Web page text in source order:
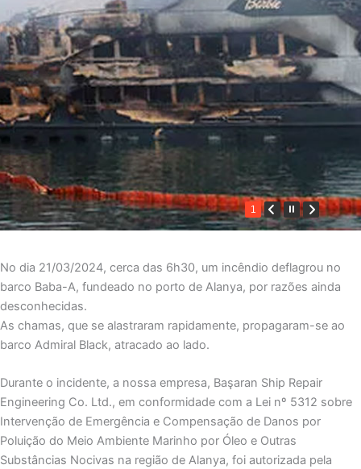
1
No dia 21/03/2024, cerca das 6h30, um incêndio deflagrou no
barco Baba-A, fundeado no porto de Alanya, por razões ainda
desconhecidas.
As chamas, que se alastraram rapidamente, propagaram-se ao
barco Admiral Black, atracado ao lado.
Durante o incidente, a nossa empresa, Başaran Ship Repair
Engineering Co. Ltd., em conformidade com a Lei nº 5312 sobre
Intervenção de Emergência e Compensação de Danos por
Poluição do Meio Ambiente Marinho por Óleo e Outras
Substâncias Nocivas na região de Alanya, foi autorizada pela